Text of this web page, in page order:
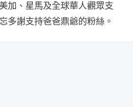
加、星馬及全球華人觀眾支
多謝支持爸爸鼎爺的粉絲。